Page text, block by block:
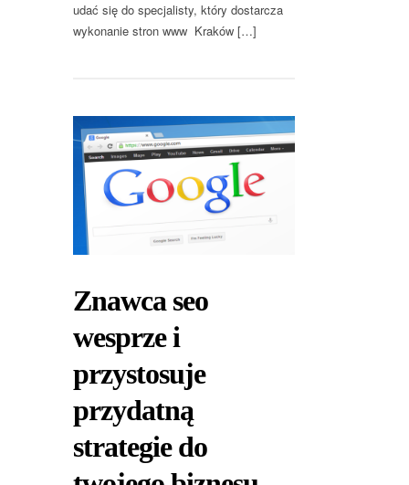
udać się do specjalisty, który dostarcza
wykonanie stron www Kraków […]
Znawca seo
wesprze i
przystosuje
przydatną
strategie do